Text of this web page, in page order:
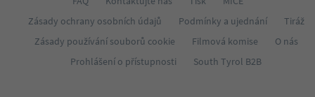
Zásady ochrany osobních údajů
Podmínky a ujednání
Tiráž
Zásady používání souborů cookie
Filmová komise
O nás
Prohlášení o přístupnosti
South Tyrol B2B